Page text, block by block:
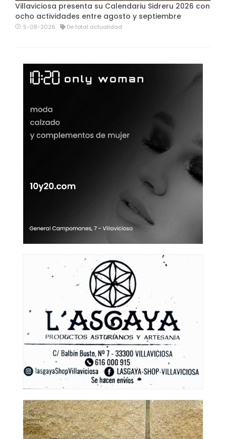
Villaviciosa presenta su Calendariu Sidreru 2026 con
ocho actividades entre agosto y septiembre
5-08-2026 De total actualidad